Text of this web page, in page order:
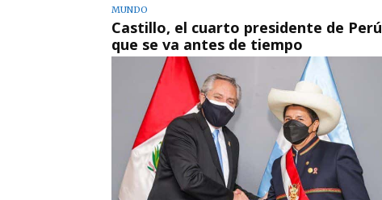
MUNDO
Castillo, el cuarto presidente de Perú
que se va antes de tiempo